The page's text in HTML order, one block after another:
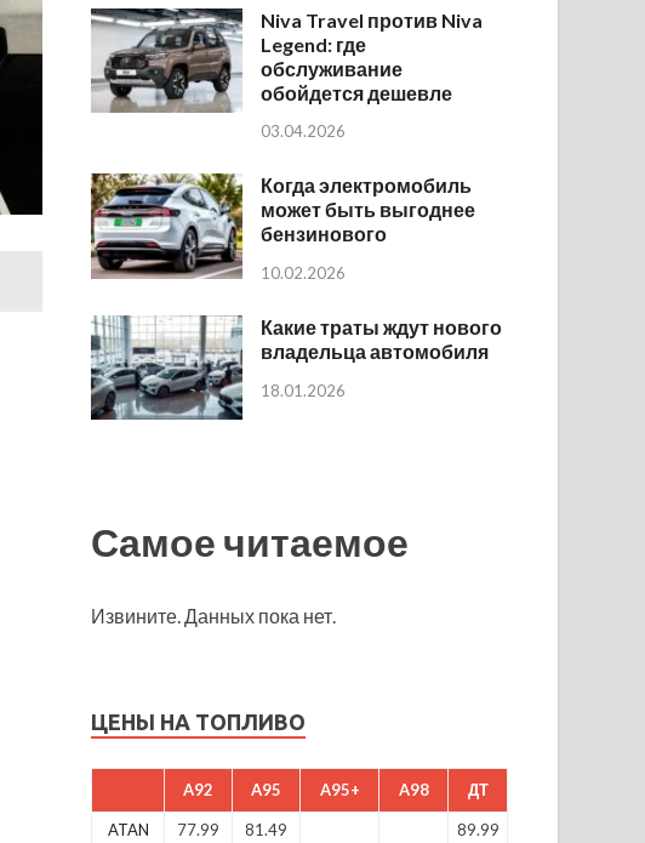
Niva Travel против Niva
Legend: где
обслуживание
обойдется дешевле
03.04.2026
Когда электромобиль
может быть выгоднее
бензинового
10.02.2026
Какие траты ждут нового
владельца автомобиля
18.01.2026
Самое читаемое
Извините. Данных пока нет.
ЦЕНЫ НА ТОПЛИВО
A92 A95 A95+ A98 ДТ
ATAN 77.99 81.49
89.99